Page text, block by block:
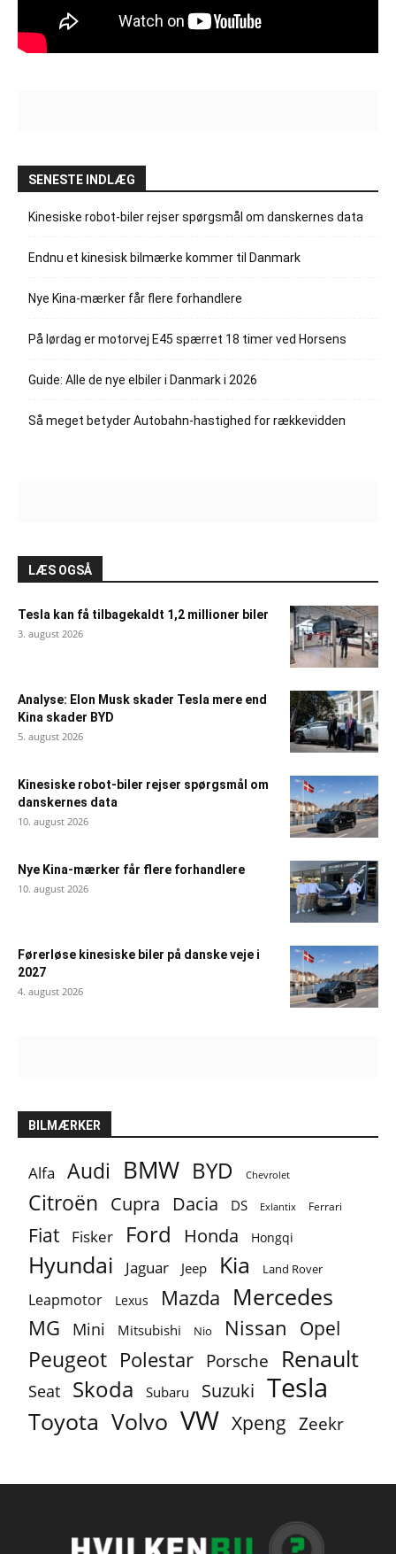
SENESTE INDLÆG
Kinesiske robot-biler rejser spørgsmål om danskernes data
Endnu et kinesisk bilmærke kommer til Danmark
Nye Kina-mærker får flere forhandlere
På lørdag er motorvej E45 spærret 18 timer ved Horsens
Guide: Alle de nye elbiler i Danmark i 2026
Så meget betyder Autobahn-hastighed for rækkevidden
LÆS OGSÅ
Tesla kan få tilbagekaldt 1,2 millioner biler
3. august 2026
Analyse: Elon Musk skader Tesla mere end
Kina skader BYD
5. august 2026
Kinesiske robot-biler rejser spørgsmål om
danskernes data
10. august 2026
Nye Kina-mærker får flere forhandlere
10. august 2026
Førerløse kinesiske biler på danske veje i
2027
4. august 2026
BILMÆRKER
Alfa Audi BMW BYD Chevrolet
Citroën Cupra Dacia DS Exlantix Ferrari
Fiat Fisker Ford Honda Hongqi
Hyundai Jaguar Jeep Kia Land Rover
Leapmotor Lexus Mazda Mercedes
MG Mini Mitsubishi Nio Nissan Opel
Peugeot Polestar Porsche Renault
Seat Skoda Subaru Suzuki Tesla
Toyota Volvo VW Xpeng Zeekr